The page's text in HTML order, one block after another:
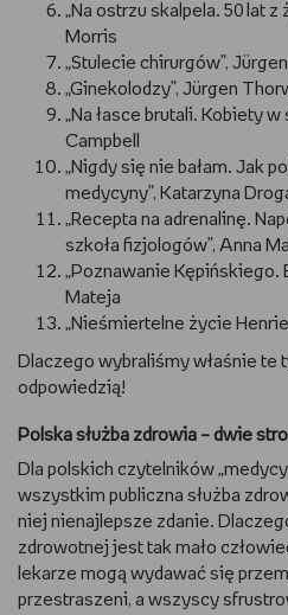
„Na ostrzu skalpela. 50 lat z
Morris
„Stulecie chirurgów”,
„Ginekolodzy”, Jürgen
„Na łasce brutali. Kobiety
Campbell
„Nigdy się nie bałam. Jak
medycyny”, Katarzyna
„Recepta na adrenalinę.
szkoła fizjologów”, Anna
„Poznawanie Kępińskiego.
Mateja
„Nieśmiertelne życie
Dlaczego wybraliśmy właśnie te
odpowiedzią!
Polska służba zdrowia – dwie
Dla polskich czytelników
wszystkim publiczna służba
niej nienajlepsze zdanie.
zdrowotnej jest tak mało
lekarze mogą wydawać się
przestraszeni, a wszyscy